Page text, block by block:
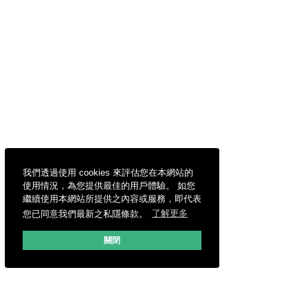
我們透過使用 cookies 來評估您在本網站的
使用情況，為您提供最佳的用戶體驗。 如您
繼續使用本網站所提供之內容或服務，即代表
您已同意我們最新之私隱條款。
了解更多
關閉